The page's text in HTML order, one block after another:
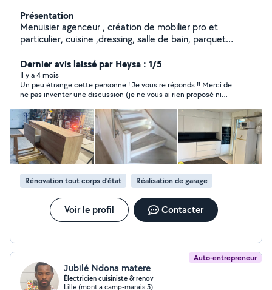
Présentation
Menuisier agenceur , création de mobilier pro et
particulier, cuisine ,dressing, salle de bain, parquet
mamouth_creation pour toutes prise de contact .
Dernier avis laissé par Heysa : 1/5
Il y a 4 mois
Un peu étrange cette personne ! Je vous re réponds !! Merci de
ne pas inventer une discussion (je ne vous ai rien proposé ni
trouvez une personne » !! Répondez et n’essayez pas de
chercher une autre information donc ma réponse a été : « bon
je viens de mette l’annonce » Donc si vous voyez une mauvaise
repond faut aller alors ailleurs que sur Allo voisin! Je réitère
mon commentaire PERSONNE ÉTRANGE ! A éviter je pense
Rénovation tout corps d’état Réalisation de garage
Voir le profil Contacter
Auto-entrepreneur
Jubilé Ndona matere
Électricien cuisiniste & renov
Lille (mont a camp-marais 3)